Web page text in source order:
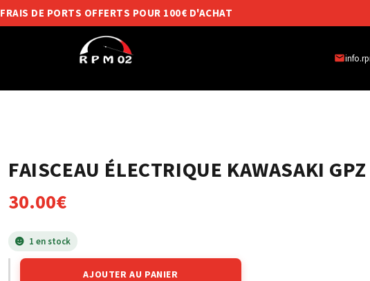
FRAIS DE PORTS OFFERTS POUR 100€ D'ACHAT
FAISCEAU ÉLECTRIQUE KAWASAKI
30.00€
1 en stock
AJOUTER AU PANIER